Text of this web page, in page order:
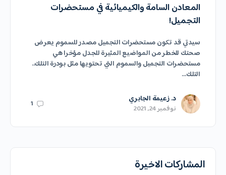
المعادن السامة والكيميائية في مستحضرات
التجميل!
سيدتي قد تكون مستحضرات التجميل مصدر للسموم يعرض
صحتك للخطر من المواضيع المثيرة للجدل مؤخرا هي
مستحضرات التجميل والسموم التي تحتويها مثل بودرة التلك..
التلك…
د. زعيمة الجابري
نوفمبر 24, 2021 1
المشاركات الاخيرة